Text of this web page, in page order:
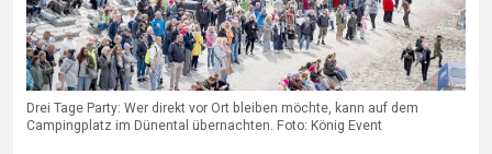
Drei Tage Party: Wer direkt vor Ort bleiben möchte, kann auf dem
Campingplatz im Dünental übernachten. Foto: König Event